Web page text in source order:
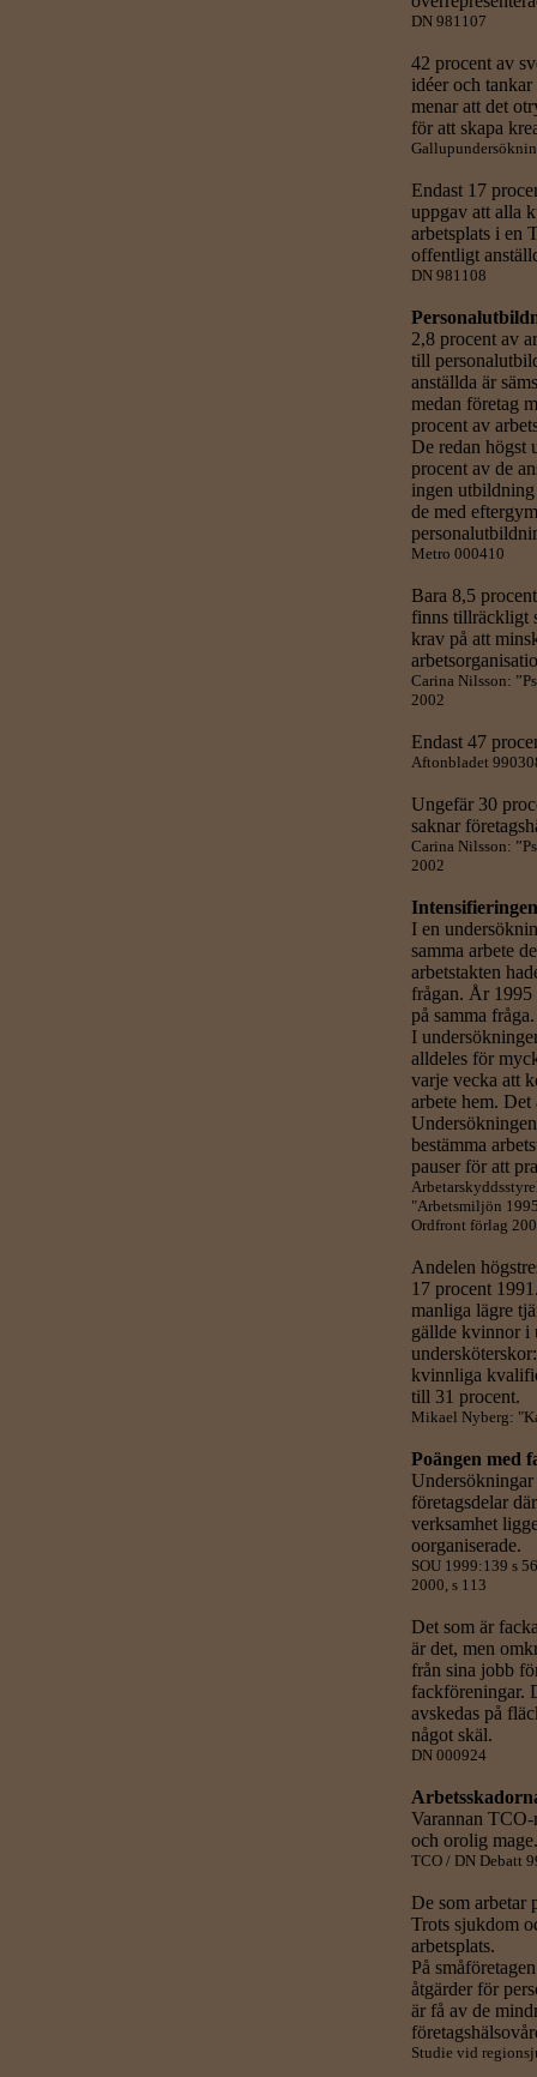
DN 981107
42 procent av
idéer och
menar att det
för att skapa
Endast 17
uppgav att alla
arbetsplats i en
offentligt
DN 981108
2,8 procent av
till
anställda är
medan företag
procent av
De redan högst
procent av de
ingen
de med
Metro 000410
Bara 8,5
finns tillräckligt
krav på att
Carina Nilsson:
2002
Endast 47
Aftonbladet
Ungefär 30
saknar
Carina Nilsson:
2002
I en
samma arbete
arbetstakten
frågan. År 1995
på samma fråga.
I
alldeles för
varje vecka att
arbete hem.
bestämma
pauser för att
"Arbetsmiljön
Ordfront förlag
Andelen
17 procent
manliga lägre
gällde kvinnor i
kvinnliga
till 31 procent.
Mikael Nyberg:
Poängen med
företagsdelar
verksamhet
oorganiserade.
SOU 1999:139 s
2000, s 113
Det som är
är det, men
från sina jobb
fackföreningar.
avskedas på
något skäl.
DN 000924
Varannan TCO-
och orolig mage.
TCO / DN Debatt
De som arbetar
Trots sjukdom
arbetsplats.
På
åtgärder för
är få av de
Studie vid